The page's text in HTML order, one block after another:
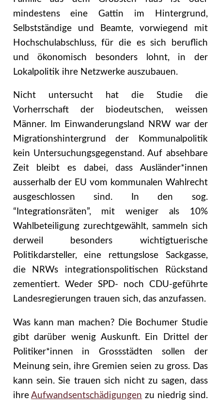
mindestens eine Gattin im Hintergrund,
Selbstständige und Beamte, vorwiegend mit
Hochschulabschluss, für die es sich beruflich
und ökonomisch besonders lohnt, in der
Lokalpolitik ihre Netzwerke auszubauen.
Nicht untersucht hat die Studie die
Vorherrschaft der biodeutschen, weissen
Männer. Im Einwanderungsland NRW war der
Migrationshintergrund der Kommunalpolitik
kein Untersuchungsgegenstand. Auf absehbare
Zeit bleibt es dabei, dass Ausländer*innen
ausserhalb der EU vom kommunalen Wahlrecht
ausgeschlossen sind. In den sog.
“Integrationsräten”, mit weniger als 10%
Wahlbeteiligung zurechtgewählt, sammeln sich
derweil besonders wichtigtuerische
Politikdarsteller, eine rettungslose Sackgasse,
die NRWs integrationspolitischen Rückstand
zementiert. Weder SPD- noch CDU-geführte
Landesregierungen trauen sich, das anzufassen.
Was kann man machen? Die Bochumer Studie
gibt darüber wenig Auskunft. Ein Drittel der
Politiker*innen in Grossstädten sollen der
Meinung sein, ihre Gremien seien zu gross. Das
kann sein. Sie trauen sich nicht zu sagen, dass
ihreAufwandsentschädigungen zu niedrig sind.